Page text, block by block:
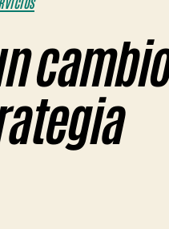
cambio